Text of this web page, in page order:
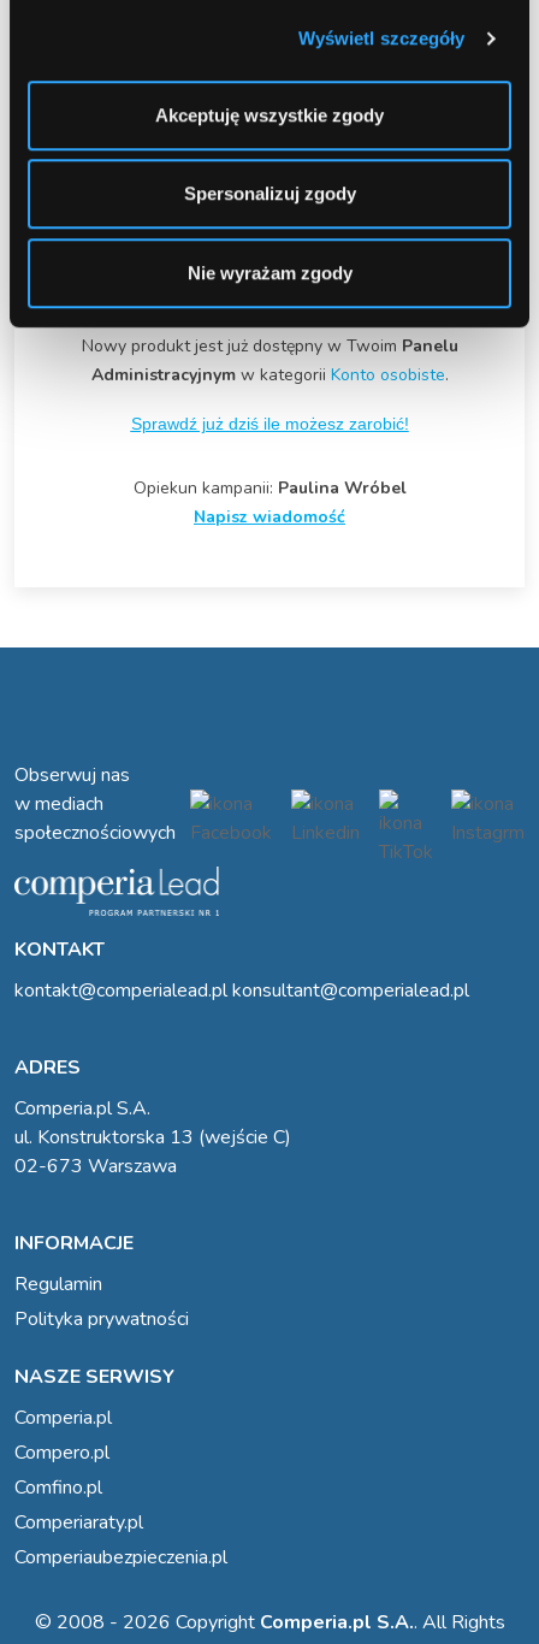
Wyświetl szczegóły
Akceptuję wszystkie zgody
Spersonalizuj zgody
Nie wyrażam zgody
ROZLICZONE KONTO! (CPS 80 zł + 250 zł
premii konkursowej)
zyskaj nawet 600 zł
0 zł za prowadzenie konta
0 zł za wypłaty w PLN BLIK-iem ze wszystkich
Nowy produkt jest już dostępny w Twoim Panelu
Administracyjnymw kategorii Konto osobiste.
Sprawdź już dziś ile możesz zarobić!
Opiekun kampanii: Paulina Wróbel
Napisz wiadomość
Obserwuj nas
w mediach
społecznościowych
INFORMACJE
Regulamin
Polityka prywatności
NASZE SERWISY
Comperia.pl
Compero.pl
Comfino.pl
Comperiaraty.pl
Comperiaubezpieczenia.pl
ADRES
Comperia.pl S.A.
ul. Konstruktorska 13 (wejście C)
02-673 Warszawa
KONTAKT
kontakt@comperialead.plkonsultant@comperialead.pl
© 2008 - 2026 Copyright Comperia.pl S.A.. All Rights